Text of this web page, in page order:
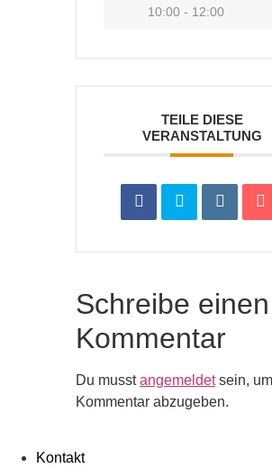
10:00 - 12:00
TEILE DIESE
VERANSTALTUNG
Schreibe einen
Kommentar
Du musstangemeldetsein,
Kommentar abzugeben.
Kontakt